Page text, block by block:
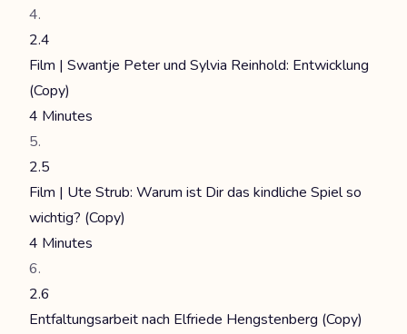
2.4
Film | Swantje Peter und Sylvia Reinhold: Entwicklung
(Copy)
4 Minutes
2.5
Film | Ute Strub: Warum ist Dir das kindliche Spiel so
wichtig? (Copy)
4 Minutes
2.6
Entfaltungsarbeit nach Elfriede Hengstenberg (Copy)